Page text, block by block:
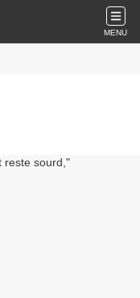
MENU